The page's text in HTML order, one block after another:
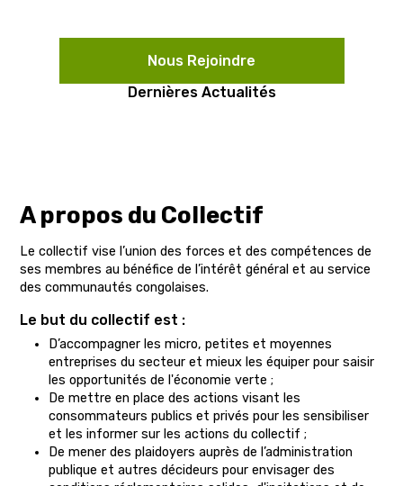
Nous Rejoindre
Dernières Actualités
A propos du Collectif
Le collectif vise l’union des forces et des compétences de
ses membres au bénéfice de l’intérêt général et au service
des communautés congolaises.
Le but du collectif est :
D’accompagner les micro, petites et moyennes
entreprises du secteur et mieux les équiper pour saisir
les opportunités de l'économie verte ;
De mettre en place des actions visant les
consommateurs publics et privés pour les sensibiliser
et les informer sur les actions du collectif ;
De mener des plaidoyers auprès de l’administration
publique et autres décideurs pour envisager des